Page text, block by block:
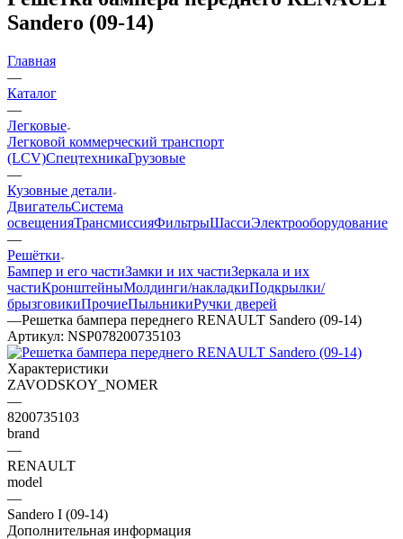
Sandero (09-14)
Главная
—
Каталог
—
Легковые
Легковой коммерческий транспорт
(LCV)СпецтехникаГрузовые
—
Кузовные детали
ДвигательСистема
освещенияТрансмиссияФильтрыШассиЭлектрооборудование
—
Решётки
Бампер и его частиЗамки и их частиЗеркала и их
частиКронштейныМолдинги/накладкиПодкрылки/
брызговикиПрочиеПыльникиРучки дверей
—Решетка бампера переднего RENAULT Sandero (09-14)
Артикул: NSP078200735103
Характеристики
ZAVODSKOY_NOMER
—
8200735103
brand
—
RENAULT
model
—
Sandero I (09-14)
Дополнительная информация